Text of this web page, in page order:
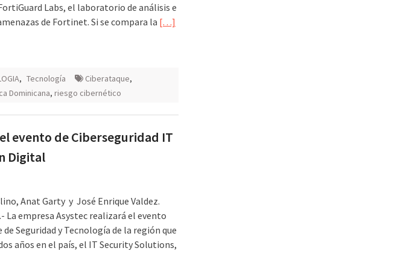
Labs, el laboratorio de análisis e
de Fortinet. Si se compara la […]
, Tecnología Ciberataque,
Dominicana, riesgo cibernético
evento de Ciberseguridad IT
Digital
Anat Garty y José Enrique Valdez.
La empresa Asystec realizará el evento
Seguridad y Tecnología de la región que
años en el país, el IT Security Solutions,